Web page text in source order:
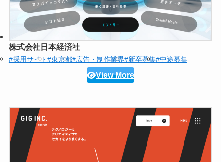
株式会社日本経済社
#採用サイト#東京都#広告・制作業界#新卒募集#中途募集
View More